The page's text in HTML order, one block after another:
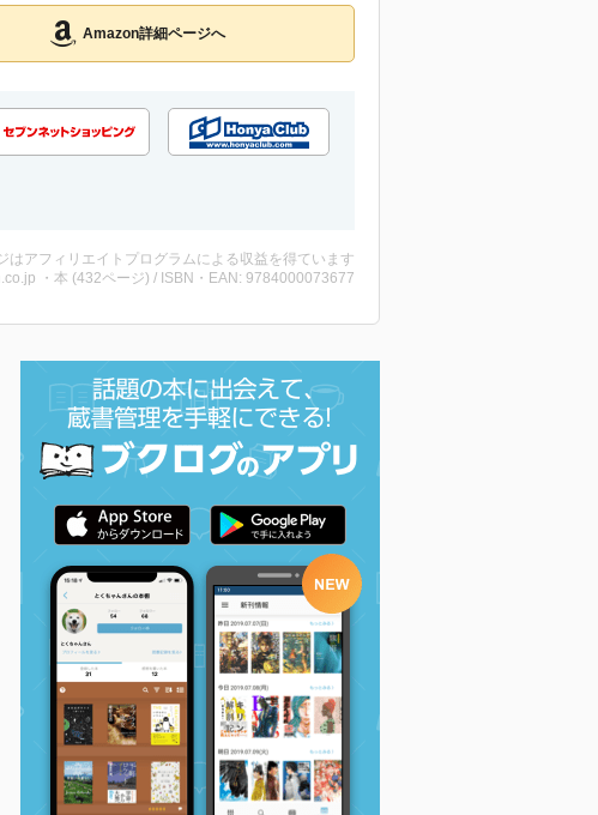
Amazon詳細ページへ
はアフィリエイトプログラムによる収益を得ています
・本 (432ページ) / ISBN・EAN: 9784000073677